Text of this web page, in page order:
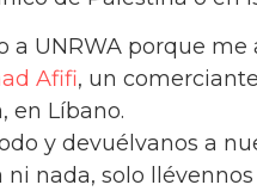
a UNRWA porque
Afifi, un
en Líbano.
y devuélvanos a
ni nada, solo